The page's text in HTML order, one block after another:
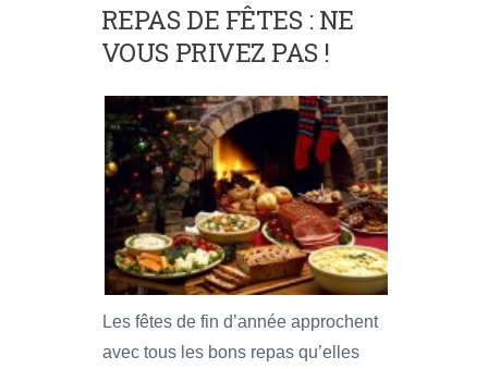
REPAS DE FÊTES : NE
VOUS PRIVEZ PAS !
Les fêtes de fin d’année approchent
avec tous les bons repas qu’elles